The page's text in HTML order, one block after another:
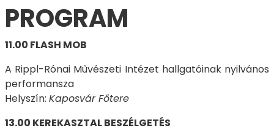
PROGRAM
11.00 FLASH MOB
A Rippl-Rónai Művészeti Intézet hallgatóinak nyilvános
performansza
Helyszín: Kaposvár Főtere
13.00 KEREKASZTAL BESZÉLGETÉS